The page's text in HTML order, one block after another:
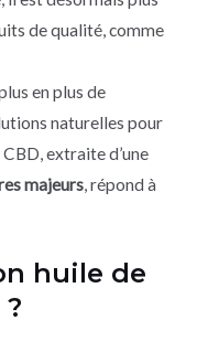
de qualité, comme
en plus de
naturelles pour
extraite d’une
majeurs, répond à
huile de